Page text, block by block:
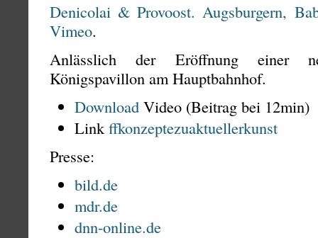
Denicolai & Provoost. Augsburgern,
Vimeo.
Anlässlich der Eröffnung einer
Königspavillon am Hauptbahnhof.
Download Video (Beitrag bei 12min)
Linkffkonzeptezuaktuellerkunst
Presse:
bild.de
mdr.de
dnn-online.de